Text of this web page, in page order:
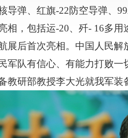
导弹、红旗-22防空导弹、
相，包括运-20、歼- 16多
展后首次亮相。中国人民解
军队有信心、有能力打败一
教研部教授李大光就我军装